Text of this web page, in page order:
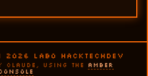
LABO HACKTECHDEV
CLAUDE, USING THE AMBER